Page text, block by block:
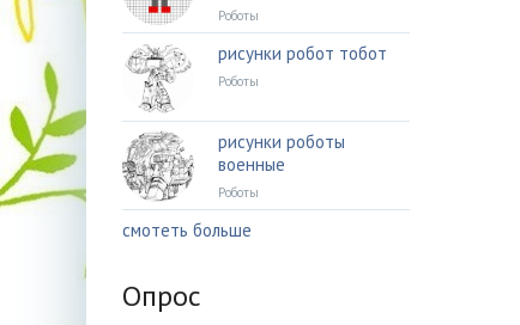
Роботы
рисунки робот тобот
Роботы
рисунки роботы
военные
Роботы
смотеть больше
Опрос